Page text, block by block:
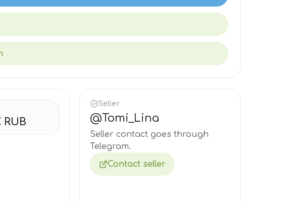
RUB
Seller
@Tomi_Lina
Seller contact goes through
Telegram.
Contact seller